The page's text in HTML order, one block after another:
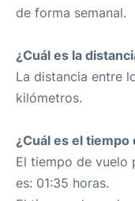
de forma semanal.
¿Cuál es la
La distancia entre
kilómetros.
¿Cuál es el
El tiempo de vuelo
es: 01:35 horas.